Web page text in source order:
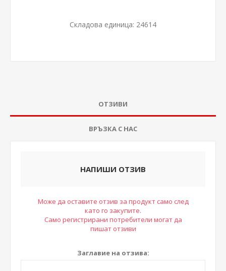
Складова единица: 24614
ОТЗИВИ
ВРЪЗКА С НАС
НАПИШИ ОТЗИВ
Може да оставите отзив за продукт само след
като го закупите.
Само регистрирани потребители могат да
пишат отзиви
Заглавие на отзива: